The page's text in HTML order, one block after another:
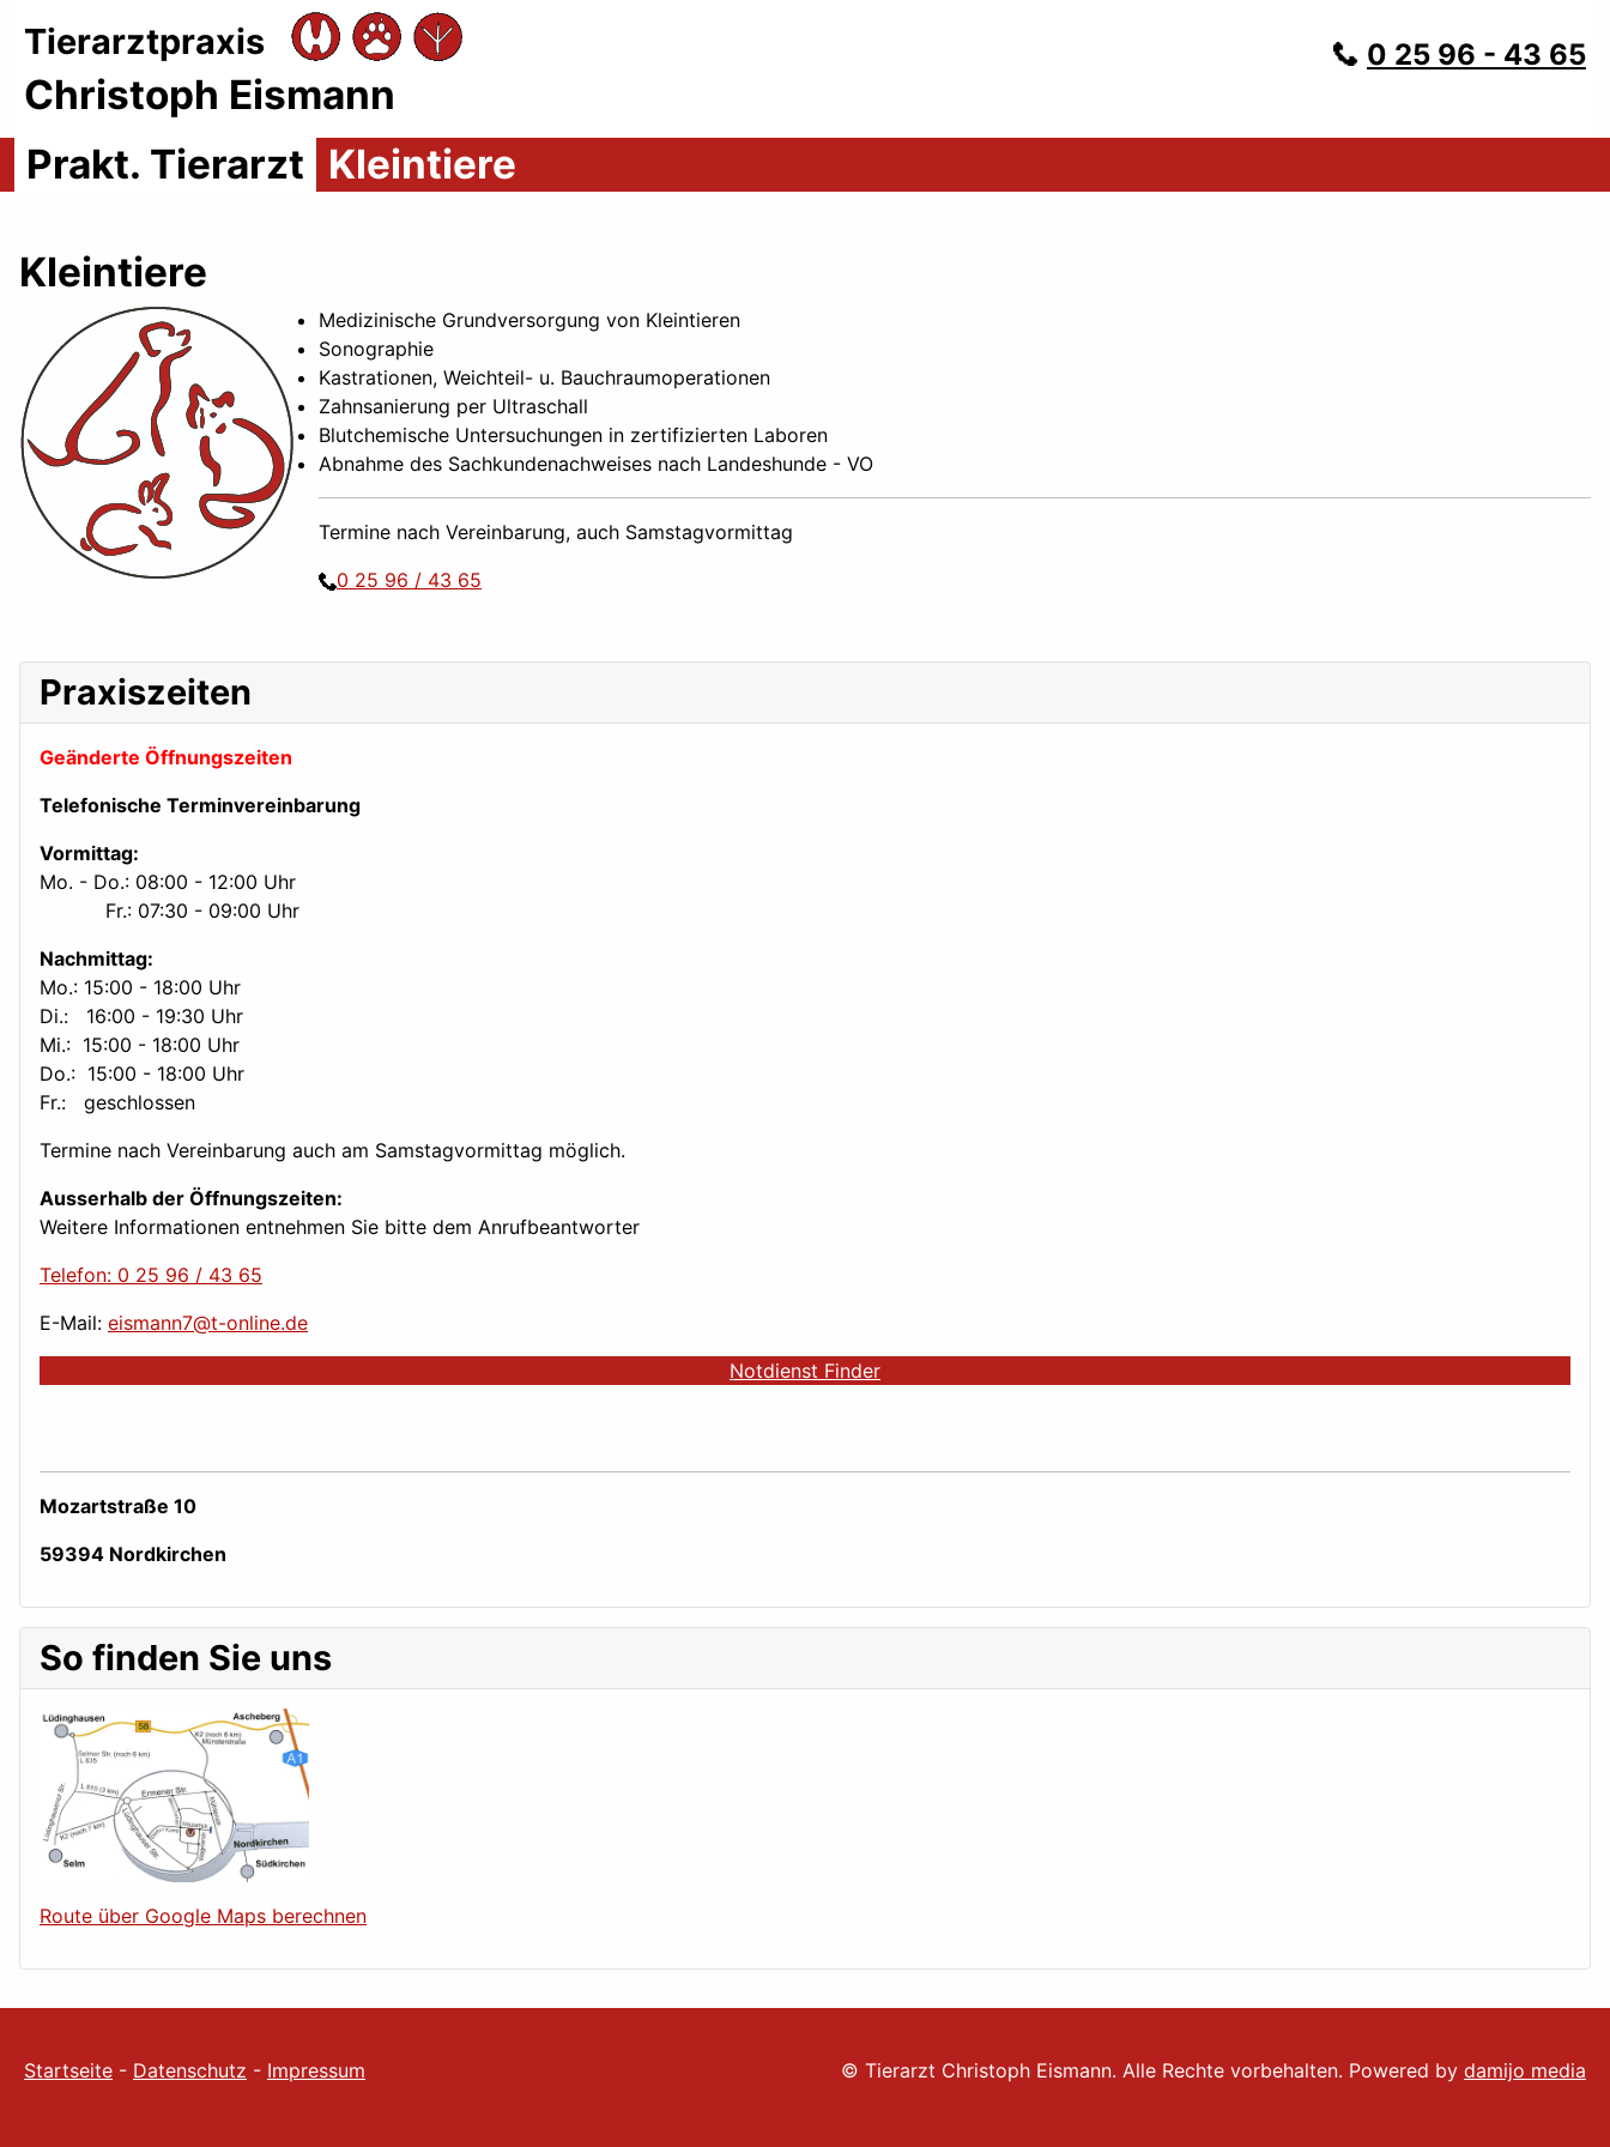
Tierarztpraxis
Christoph Eismann
0 25 96 - 43 65
Prakt. Tierarzt Kleintiere
Kleintiere
Medizinische Grundversorgung von Kleintieren
Sonographie
Kastrationen, Weichteil- u. Bauchraumoperationen
Zahnsanierung per Ultraschall
Blutchemische Untersuchungen in zertifizierten Laboren
Abnahme des Sachkundenachweises nach Landeshunde - VO
Termine nach Vereinbarung, auch Samstagvormittag
0 25 96 / 43 65
Praxiszeiten
Geänderte Öffnungszeiten
Telefonische Terminvereinbarung
Vormittag:
Mo. - Do.: 08:00 - 12:00 Uhr
Fr.: 07:30 - 09:00 Uhr
Nachmittag:
Mo.: 15:00 - 18:00 Uhr
Di.: 16:00 - 19:30 Uhr
Mi.: 15:00 - 18:00 Uhr
Do.: 15:00 - 18:00 Uhr
Fr.: geschlossen
Termine nach Vereinbarung auch am Samstagvormittag möglich.
Ausserhalb der Öffnungszeiten:
Weitere Informationen entnehmen Sie bitte dem Anrufbeantworter
Telefon: 0 25 96 / 43 65
E-Mail: eismann7@t-online.de
Notdienst Finder
Mozartstraße 10
59394 Nordkirchen
So finden Sie uns
Route über Google Maps berechnen
Startseite - Datenschutz - Impressum © Tierarzt Christoph Eismann. Alle Rechte vorbehalten. Powered by damijo media